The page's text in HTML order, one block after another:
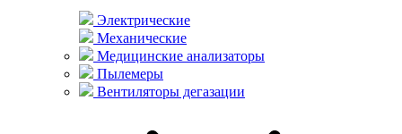
Электрические
Механические
Медицинские анализаторы
Пылемеры
Вентиляторы дегазации